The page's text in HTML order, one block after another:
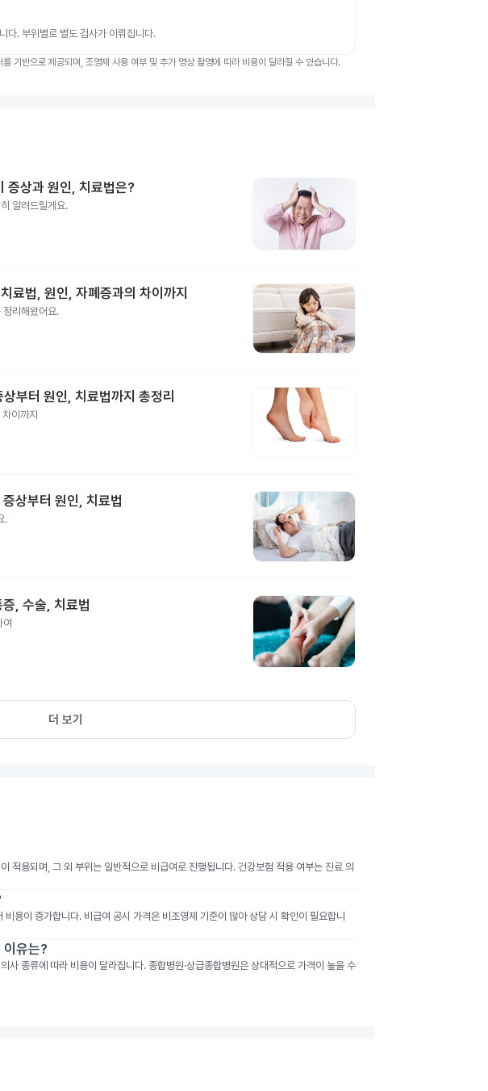
다. 부위별로 별도 검사가 이뤄집니다.
기반으로 제공되며, 조영제 사용 여부 및 추가 영상 촬영에 따라 비용이 달라질 수 있습니다.
증상과 원인, 치료법은?
알려드릴게요.
료법, 원인, 자폐증과의 차이까지
정리해왔어요.
부터 원인, 치료법까지 총정리
이까지
상부터 원인, 치료법
.
, 수술, 치료법
더 보기
적용되며, 그 외 부위는 일반적으로 비급여로 진행됩니다. 건강보험 적용 여부는 진료 의
용이 증가합니다. 비급여 공시 가격은 비조영제 기준이 많아 상담 시 확인이 필요합니
이유는?
종류에 따라 비용이 달라집니다. 종합병원·상급종합병원은 상대적으로 가격이 높을 수